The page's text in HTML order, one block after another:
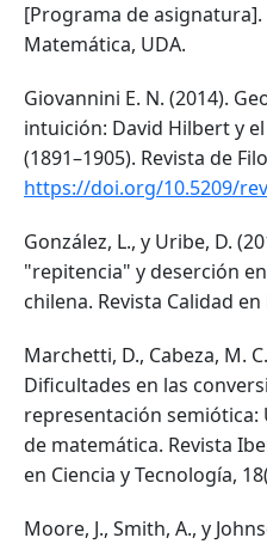
[Programa de
Matemática, UDA.
Giovannini E. N. (2014).
intuición: David Hilbert y
(1891–1905). Revista de
https://doi.org/10.5209/
González, L., y Uribe, D.
"repitencia" y deserción
chilena. Revista Calidad
Marchetti, D., Cabeza, M.
Dificultades en las
representación semiótica:
de matemática. Revista
en Ciencia y Tecnología,
Moore, J., Smith, A., y